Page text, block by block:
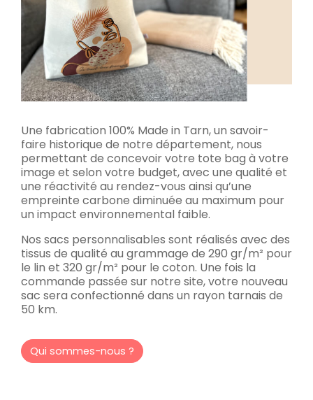
Une fabrication 100% Made in Tarn, un savoir-
faire historique de notre département, nous
permettant de concevoir votre tote bag à votre
image et selon votre budget, avec une qualité et
une réactivité au rendez-vous ainsi qu’une
empreinte carbone diminuée au maximum pour
un impact environnemental faible.
Nos sacs personnalisables sont réalisés avec des
tissus de qualité au grammage de 290 gr/m² pour
le lin et 320 gr/m² pour le coton. Une fois la
commande passée sur notre site, votre nouveau
sac sera confectionné dans un rayon tarnais de
50 km.
Qui sommes-nous ?